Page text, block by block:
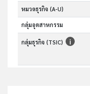
หมวดธุรกิจ (A-U)
กลุ่มอุตสาหกรรม
กลุ่มธุรกิจ (TSIC)